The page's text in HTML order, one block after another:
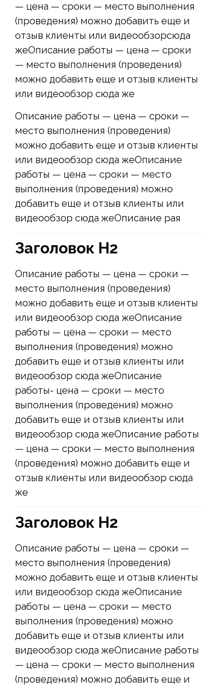
— цена — сроки — место выполнения
(проведения) можно добавить еще и
отзыв клиенты или видеообзорсюда
жеОписание работы — цена — сроки
— место выполнения (проведения)
можно добавить еще и отзыв клиенты
или видеообзор сюда же
Описание работы — цена — сроки —
место выполнения (проведения)
можно добавить еще и отзыв клиенты
или видеообзор сюда жеОписание
работы — цена — сроки — место
выполнения (проведения) можно
добавить еще и отзыв клиенты или
видеообзор сюда жеОписание рая
Заголовок Н2
Описание работы — цена — сроки —
место выполнения (проведения)
можно добавить еще и отзыв клиенты
или видеообзор сюда жеОписание
работы — цена — сроки — место
выполнения (проведения) можно
добавить еще и отзыв клиенты или
видеообзор сюда жеОписание
работы- цена — сроки — место
выполнения (проведения) можно
добавить еще и отзыв клиенты или
видеообзор сюда жеОписание работы
— цена — сроки — место выполнения
(проведения) можно добавить еще и
отзыв клиенты или видеообзор сюда
же
Заголовок Н2
Описание работы — цена — сроки —
место выполнения (проведения)
можно добавить еще и отзыв клиенты
или видеообзор сюда жеОписание
работы — цена — сроки — место
выполнения (проведения) можно
добавить еще и отзыв клиенты или
видеообзор сюда жеОписание работы
— цена — сроки — место выполнения
(проведения) можно добавить еще и